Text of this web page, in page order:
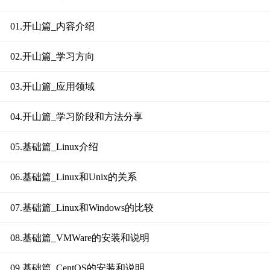
01.开山篇_内容介绍
02.开山篇_学习方向
03.开山篇_应用领域
04.开山篇_学习阶段和方法分享
05.基础篇_Linux介绍
06.基础篇_Linux和Unix的关系
07.基础篇_Linux和Windows的比较
08.基础篇_VMWare的安装和说明
09.基础篇_CentOS的安装和说明